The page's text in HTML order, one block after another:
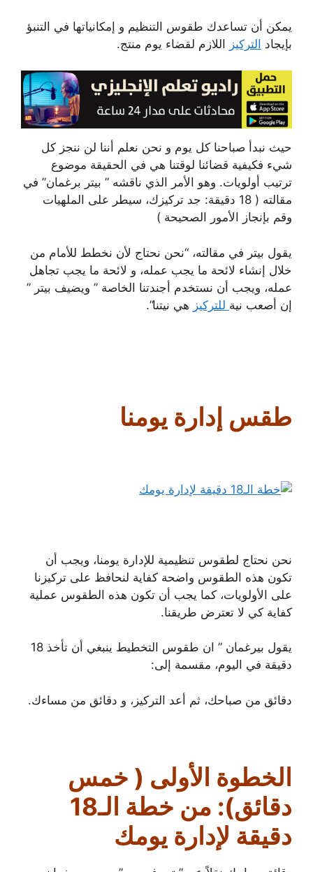
يمكن أن تساعدك طقوس التنظيم و إمكانياتها في التنبؤ
بإيجاد التركيز اللازم لقضاء يوم منتج.
حيث نبدأ صباحنا كل يوم و نحن نعلم أننا لن ننجز كل
شيء فكيفية قضائنا لوقتنا هي في الحقيقة موضوع
ترتيب أولويات. وهو الأمر الذي ناقشه ” بيتر برغمان” في
مقالته ( 18 دقيقة: جد تركيزك، سيطر على الملهيات
وقم بإنجاز الأمور الصحيحة )
يقول بيتر في مقالته، “نحن نحتاج لأن نخطط للأمام من
خلال إنشاء لائحة ما يجب عمله، و لائحة ما يجب تجاهل
عمله، ويجب أن نستخدم أجندتنا الخاصة ” ويضيف بيتر ”
إن أصعب نية للتركيز هي نيتنا”.
طقس إدارة يومنا
نحن نحتاج لطقوس تنظيمية للإدارة يومنا، ويجب أن
تكون هذه الطقوس واضحة كفاية لنحافظ على تركيزنا
على الأولويات، كما يجب أن تكون هذه الطقوس عملية
كفاية كي لا تعترض طريقنا.
يقول بيرغمان ” ان طقوس التخطيط ينبغي أن تأخذ 18
دقيقة في اليوم، مقسمة إلى:
دقائق من صباحك، ثم أعد التركيز، و دقائق من مساءك.
الخطوة الأولى ( خمس
دقائق): من خطة الـ18
دقيقة لإدارة يومك